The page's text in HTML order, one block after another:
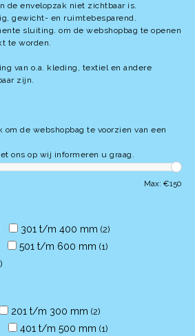
de envelopzak niet zichtbaar is.
gewicht- en ruimtebesparend.
sluiting. om de webshopbag te openen
te worden.
van o.a. kleding, textiel en andere
zijn.
de webshopbag te voorzien van een
ons op wij informeren u graag.
Max: €150
301 t/m 400 mm (2)
501 t/m 600 mm (1)
201 t/m 300 mm (2)
401 t/m 500 mm (1)